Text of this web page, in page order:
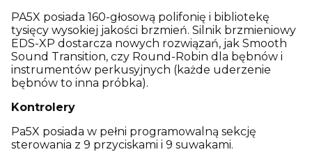
PA5X posiada 160-głosową polifonię i bibliotekę
tysięcy wysokiej jakości brzmień. Silnik brzmieniowy
EDS-XP dostarcza nowych rozwiązań, jak Smooth
Sound Transition, czy Round-Robin dla bębnów i
instrumentów perkusyjnych (każde uderzenie
bębnów to inna próbka).
Kontrolery
Pa5X posiada w pełni programowalną sekcję
sterowania z 9 przyciskami i 9 suwakami.